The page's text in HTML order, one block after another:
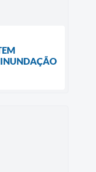
INUNDAÇÃO